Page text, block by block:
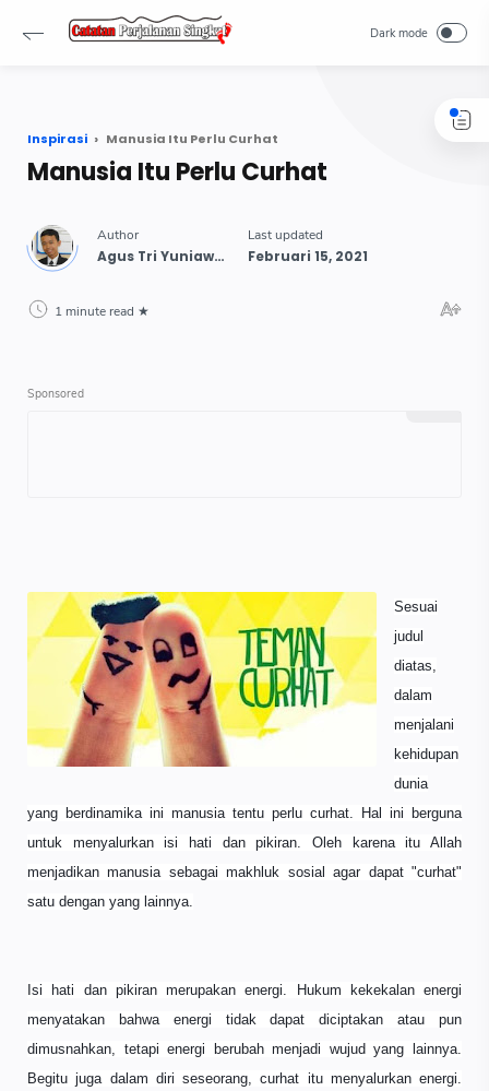
Inspirasi Manusia Itu Perlu Curhat
Manusia Itu Perlu Curhat
1 minute read
Sesuai
judul
diatas,
dalam
menjalani
kehidupan
dunia
yang berdinamika ini manusia tentu perlu curhat. Hal ini berguna
untuk menyalurkan isi hati dan pikiran. Oleh karena itu Allah
menjadikan manusia sebagai makhluk sosial agar dapat "curhat"
satu dengan yang lainnya.
Isi hati dan pikiran merupakan energi. Hukum kekekalan energi
menyatakan bahwa energi tidak dapat diciptakan atau pun
dimusnahkan, tetapi energi berubah menjadi wujud yang lainnya.
Begitu juga dalam diri seseorang, curhat itu menyalurkan energi.